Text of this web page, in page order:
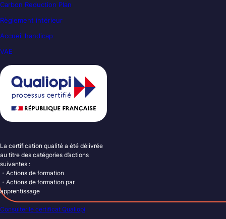
Carbon Reduction Plan
Règlement intérieur
Accueil handicap
VAE
La certification qualité a été délivrée
au titre des catégories d’actions
suivantes :
・Actions de formation
・Actions de formation par
apprentissage
Consulter le certificat Qualiopi